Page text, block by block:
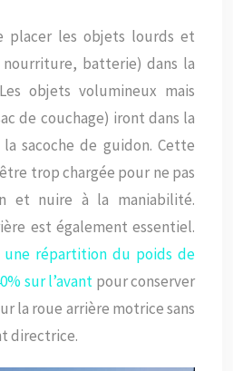
placer les objets lourds et
batterie) dans la
objets volumineux mais
de couchage) iront dans la
sacoche de guidon. Cette
trop chargée pour ne pas
et nuire à la maniabilité.
est également essentiel.
une répartition du poids de
sur l’avant pour conserver
la roue arrière motrice sans
directrice.